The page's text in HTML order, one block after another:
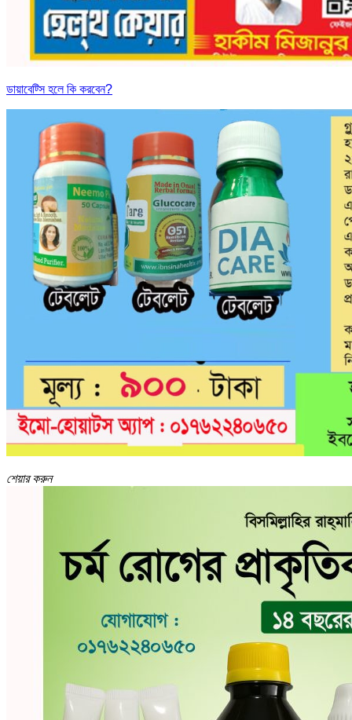
ডায়াবেট্সি হলে কি করবেন?
শেয়ার করুন